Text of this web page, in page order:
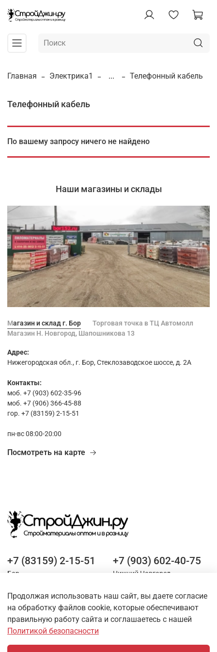
Главная Электрика1 ... Телефонный кабель
Телефонный кабель
По вашему запросу ничего не найдено
Наши магазины и склады
Магазин и склад г. Бор
Торговая точка в ТЦ Автомолл
Магазин Н. Новгород, Шапошникова 13
Адрес:
Нижегородская обл., г. Бор, Стеклозаводское шоссе, д. 2А
Контакты:
моб. +7 (903) 602-35-96
моб. +7 (906) 366-45-88
гор. +7 (83159) 2-15-51
пн-вс 08:00-20:00
Посмотреть на карте
+7 (83159) 2-15-51
Бор
+7 (903) 602-40-75
Нижний Новгород
Оставайтесь на связи
Продолжая использовать наш сайт, вы даете согласие
на обработку файлов cookie, которые обеспечивают
правильную работу сайта и соглашаетесь с нашей
Политикой безопасности